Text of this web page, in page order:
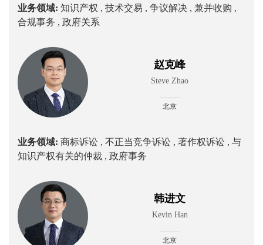
业务领域: 知识产权 , 技术交易 , 争议解决 , 兼并收购 ,
合规事务 , 政府关系
赵克峰
Steve Zhao
北京
业务领域: 商标诉讼 , 不正当竞争诉讼 , 著作权诉讼 , 与
知识产权有关的仲裁 , 政府事务
韩进文
Kevin Han
北京